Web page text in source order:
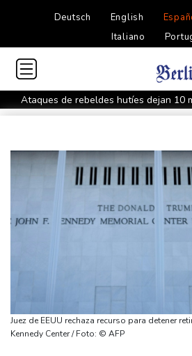
Deutsch English
Italiano
Ataques de rebeldes hutíes dejan 10
petrolera de Yemen
por migrantes
Infantino recibe en Colombia el
De la Espriella: un millonario pro-
Colombia
Muere el productor William Orbit, que
"Ray of Light"
Juez de EEUU rechaza recurso para detener
Kennedy Center / Foto: © AFP